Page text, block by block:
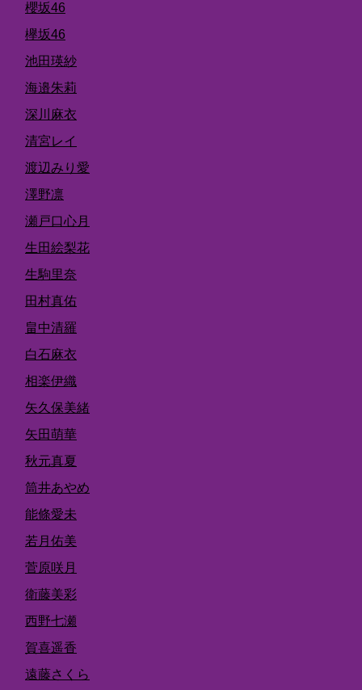
櫻坂46
欅坂46
池田瑛紗
海邉朱莉
深川麻衣
清宮レイ
渡辺みり愛
澤野凛
瀬戸口心月
生田絵梨花
生駒里奈
田村真佑
畠中清羅
白石麻衣
相楽伊織
矢久保美緒
矢田萌華
秋元真夏
筒井あやめ
能條愛未
若月佑美
菅原咲月
衛藤美彩
西野七瀬
賀喜遥香
遠藤さくら